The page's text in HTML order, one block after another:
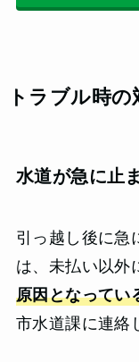
トラブル時
水道が急に止
引っ越し後に急
は、未払い以外
原因となってい
市水道課に連絡